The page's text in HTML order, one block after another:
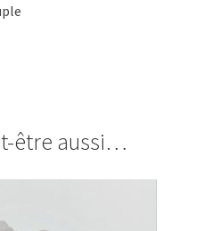
être aussi…